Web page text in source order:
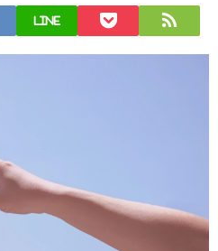
LINE